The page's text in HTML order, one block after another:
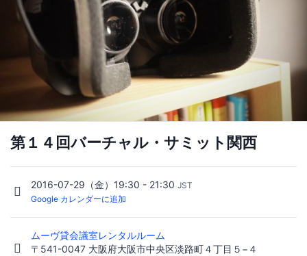
第１４回バーチャル・サミット関西
2016-07-29（金）19:30 - 21:30 JST
Google カレンダーに追加
ムーヴ貸会議室レンタルルーム
〒541-0047 大阪府大阪市中央区淡路町４丁目５−４